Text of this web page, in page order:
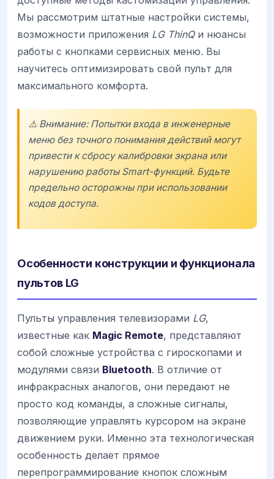
Мы рассмотрим штатные настройки системы,
возможности приложения LG ThinQи нюансы
работы с кнопками сервисных меню. Вы
научитесь оптимизировать свой пульт для
максимального комфорта.
⚠️ Внимание: Попытки входа в инженерные
меню без точного понимания действий могут
привести к сбросу калибровки экрана или
нарушению работы Smart-функций. Будьте
предельно осторожны при использовании
кодов доступа.
Особенности конструкции и функционала
пультов LG
Пульты управления телевизорами LG,
известные как Magic Remote, представляют
собой сложные устройства с гироскопами и
модулями связи Bluetooth. В отличие от
инфракрасных аналогов, они передают не
просто код команды, а сложные сигналы,
позволяющие управлять курсором на экране
движением руки. Именно эта технологическая
особенность делает прямое
перепрограммирование кнопок сложным